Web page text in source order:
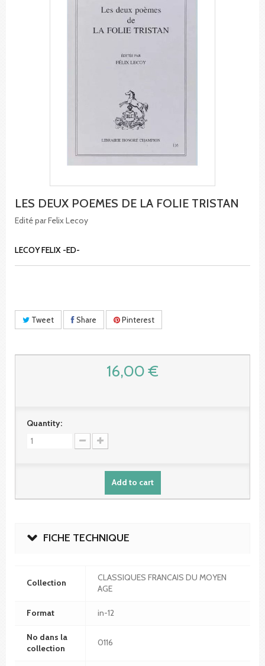
LES DEUX POEMES DE LA FOLIE TRISTAN
Edité par Felix Lecoy
LECOY FELIX -ED-
Tweet Share Pinterest
16,00 €
Quantity:
Add to cart
FICHE TECHNIQUE
Collection
CLASSIQUES FRANCAIS DU MOYEN
AGE
Format in-12
No dans la
collection
0116